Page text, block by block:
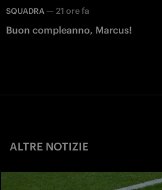
SQUADRA — 21 ore fa
Buon compleanno, Marcus!
ALTRE NOTIZIE